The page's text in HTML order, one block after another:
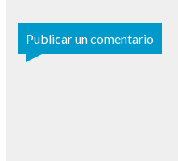
Publicar un comentario